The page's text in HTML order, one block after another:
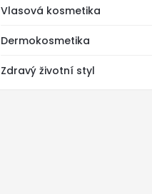
Vlasová kosmetika
Dermokosmetika
Zdravý životní styl